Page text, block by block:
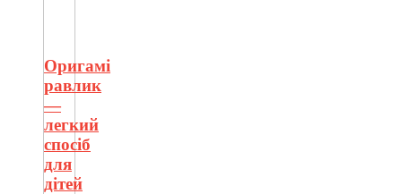
Оригамі
равлик
—
легкий
спосіб
для
дітей